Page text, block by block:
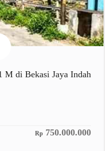
M di Bekasi Jaya Indah
Rp 750.000.000